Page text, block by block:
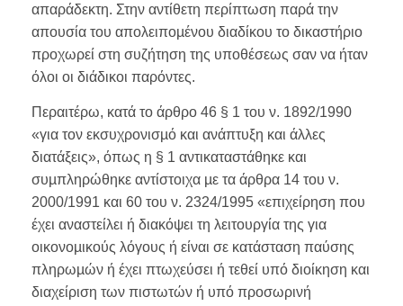
απαράδεκτη. Στην αντίθετη περίπτωση παρά την
απουσία του απολειποµένου διαδίκου το δικαστήριο
προχωρεί στη συζήτηση της υποθέσεως σαν να ήταν
όλοι οι διάδικοι παρόντες.
Περαιτέρω, κατά το άρθρο 46 § 1 του ν. 1892/1990
«για τον εκσυχρονισµό και ανάπτυξη και άλλες
διατάξεις», όπως η § 1 αντικαταστάθηκε και
συµπληρώθηκε αντίστοιχα µε τα άρθρα 14 του ν.
2000/1991 και 60 του ν. 2324/1995 «επιχείρηση που
έχει αναστείλει ή διακόψει τη λειτουργία της για
οικονοµικούς λόγους ή είναι σε κατάσταση παύσης
πληρωµών ή έχει πτωχεύσει ή τεθεί υπό διοίκηση και
διαχείριση των πιστωτών ή υπό προσωρινή